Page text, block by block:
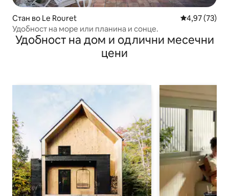
Стан во Le Rouret Просечна
4,97 (73)
Удобност на море или планина и сонце.
Удобност на дом и одлични месечни
цени